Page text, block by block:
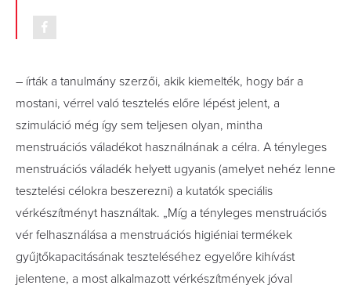
– írták a tanulmány szerzői, akik kiemelték, hogy bár a
mostani, vérrel való tesztelés előre lépést jelent, a
szimuláció még így sem teljesen olyan, mintha
menstruációs váladékot használnának a célra. A tényleges
menstruációs váladék helyett ugyanis (amelyet nehéz lenne
tesztelési célokra beszerezni) a kutatók speciális
vérkészítményt használtak. „Míg a tényleges menstruációs
vér felhasználása a menstruációs higiéniai termékek
gyűjtőkapacitásának teszteléséhez egyelőre kihívást
jelentene, a most alkalmazott vérkészítmények jóval